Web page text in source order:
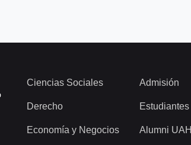
Ciencias Sociales
Derecho
Economía y Negocios
Admisión
Estudiantes
Alumni UAH